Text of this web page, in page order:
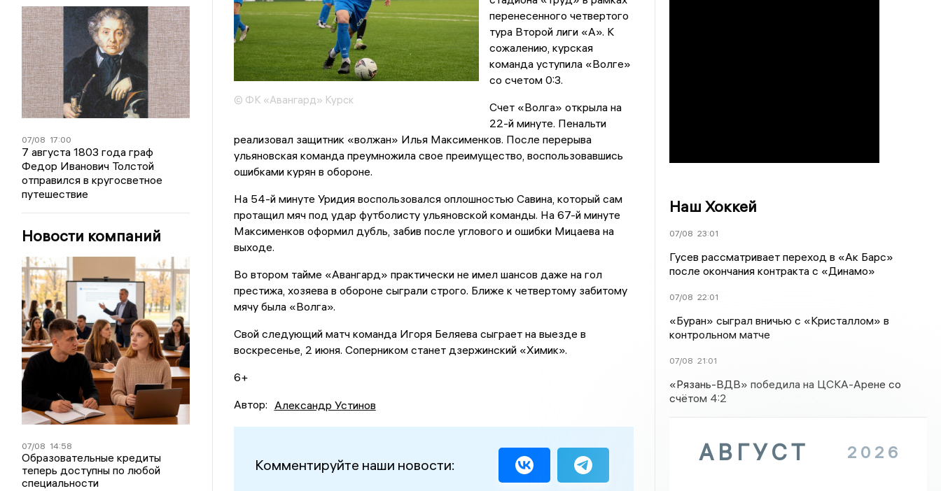
07/08 17:00
7 августа 1803 года граф
Федор Иванович Толстой
отправился в кругосветное
путешествие
Новости компаний
07/08 14:58
Образовательные кредиты
теперь доступны по любой
специальности
© ФК «Авангард» Курск
перенесенного четвертого
тура Второй лиги «А». К
сожалению, курская
команда уступила «Волге»
со счетом 0:3.
Счет «Волга» открыла на
22-й минуте. Пенальти
реализовал защитник «волжан» Илья Максименков. После перерыва
ульяновская команда преумножила свое преимущество, воспользовавшись
ошибками курян в обороне.
На 54-й минуте Уридия воспользовался оплошностью Савина, который сам
протащил мяч под удар футболисту ульяновской команды. На 67-й минуте
Максименков оформил дубль, забив после углового и ошибки Мицаева на
выходе.
Во втором тайме «Авангард» практически не имел шансов даже на гол
престижа, хозяева в обороне сыграли строго. Ближе к четвертому забитому
мячу была «Волга».
Свой следующий матч команда Игоря Беляева сыграет на выезде в
воскресенье, 2 июня. Соперником станет дзержинский «Химик».
6+
Автор: Александр Устинов
Комментируйте наши новости:
Наш Хоккей
07/08 23:01
Гусев рассматривает переход в «Ак Барс»
после окончания контракта с «Динамо»
07/08 22:01
«Буран» сыграл вничью с «Кристаллом» в
контрольном матче
07/08 21:01
«Рязань-ВДВ» победила на ЦСКА-Арене со
счётом 4:2
АВГУСТ 2026